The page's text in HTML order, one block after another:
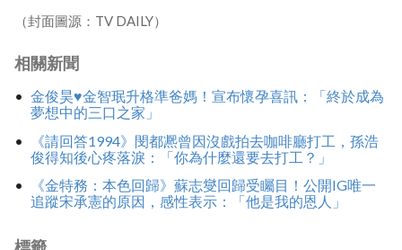
（封面圖源：TV DAILY）
相關新聞
金俊昊♥金智珉升格準爸媽！宣布懷孕喜訊：「終於成為
夢想中的三口之家」
《請回答1994》閔都凞曾因沒戲拍去咖啡廳打工，孫浩
俊得知後心疼落淚：「你為什麼還要去打工？」
《金特務：本色回歸》蘇志燮回歸受矚目！公開IG唯一
追蹤宋承憲的原因，感性表示：「他是我的恩人」